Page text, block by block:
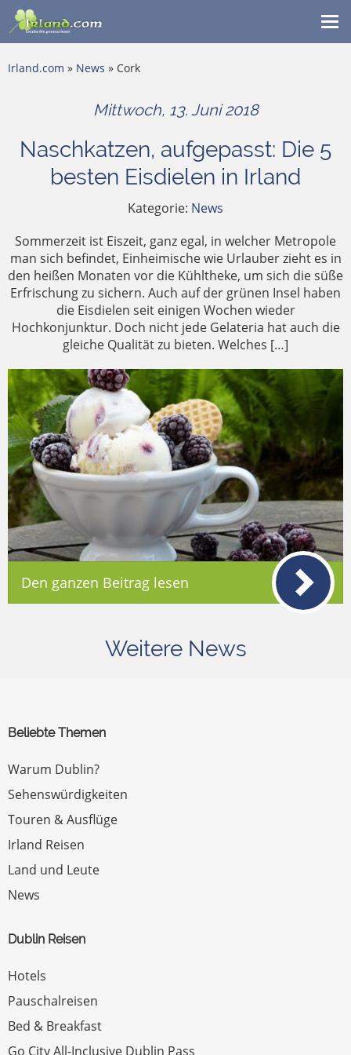
Irland.com » News » Cork
Mittwoch, 13. Juni 2018
Naschkatzen, aufgepasst: Die 5
besten Eisdielen in Irland
Kategorie: News
Sommerzeit ist Eiszeit, ganz egal, in welcher Metropole
man sich befindet, Einheimische wie Urlauber zieht es in
den heißen Monaten vor die Kühltheke, um sich die süße
Erfrischung zu sichern. Auch auf der grünen Insel haben
die Eisdielen seit einigen Wochen wieder
Hochkonjunktur. Doch nicht jede Gelateria hat auch die
gleiche Qualität zu bieten. Welches […]
Den ganzen Beitrag lesen
Weitere News
Beliebte Themen
Warum Dublin?
Sehenswürdigkeiten
Touren & Ausflüge
Irland Reisen
Land und Leute
News
Dublin Reisen
Hotels
Pauschalreisen
Bed & Breakfast
Go City All-Inclusive Dublin Pass